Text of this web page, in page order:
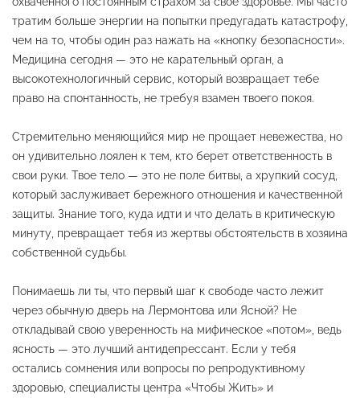
тратим больше энергии на попытки предугадать катастрофу,
чем на то, чтобы один раз нажать на «кнопку безопасности».
Медицина сегодня — это не карательный орган, а
высокотехнологичный сервис, который возвращает тебе
право на спонтанность, не требуя взамен твоего покоя.
Стремительно меняющийся мир не прощает невежества, но
он удивительно лоялен к тем, кто берет ответственность в
свои руки. Твое тело — это не поле битвы, а хрупкий сосуд,
который заслуживает бережного отношения и качественной
защиты. Знание того, куда идти и что делать в критическую
минуту, превращает тебя из жертвы обстоятельств в хозяина
собственной судьбы.
Понимаешь ли ты, что первый шаг к свободе часто лежит
через обычную дверь на Лермонтова или Ясной? Не
откладывай свою уверенность на мифическое «потом», ведь
ясность — это лучший антидепрессант. Если у тебя
остались сомнения или вопросы по репродуктивному
здоровью, специалисты центра «Чтобы Жить» и